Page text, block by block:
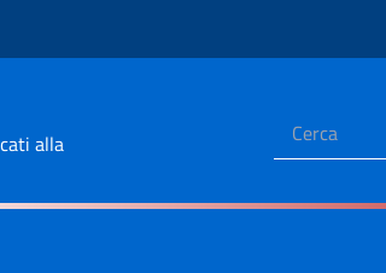
alla